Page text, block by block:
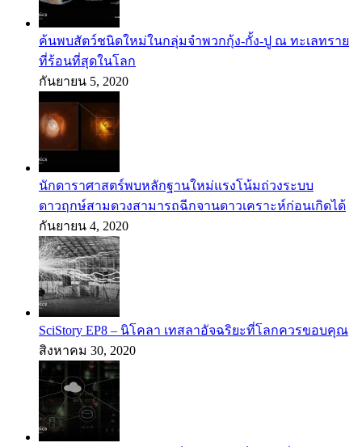
ค้นพบสัตว์ชนิดใหม่ในกลุ่มจำพวกกุ้ง-กั้ง-ปู ณ ทะเลทราย
ที่ร้อนที่สุดในโลก
กันยายน 5, 2020
นักดาราศาสตร์พบหลักฐานใหม่แรงโน้มถ่วงระบบ
ดาวฤกษ์สามดวงสามารถฉีกจานดาวเคราะห์ก่อนเกิดได้
กันยายน 4, 2020
SciStory EP8 – นิโคลา เทสลาอัจฉริยะที่โลกควรขอบคุณ
สิงหาคม 30, 2020